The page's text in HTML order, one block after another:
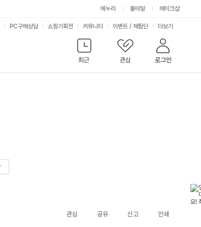
에누리 몰테일 메이크샵
최근
관심 로그인
PC구매상담 쇼핑기획전 커뮤니티 이벤트 / 체험단 서
비
스
더보기
관심 공유 신고 인쇄